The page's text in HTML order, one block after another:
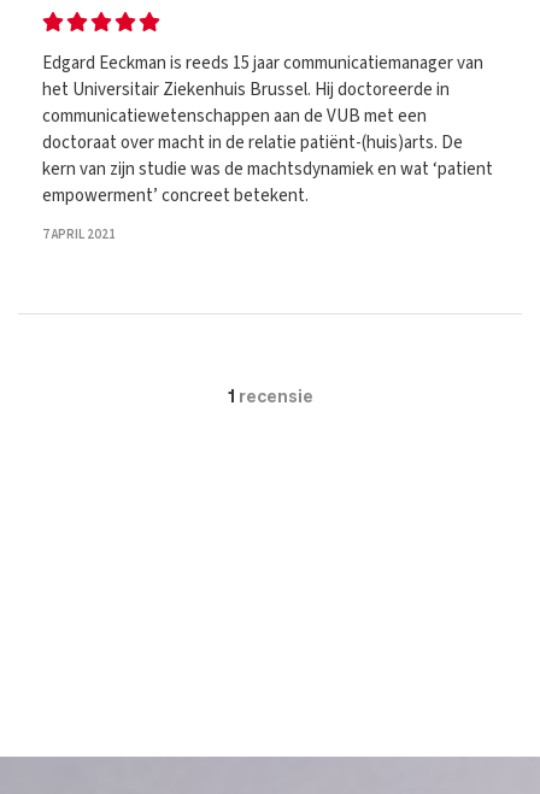
Edgard Eeckman is reeds 15 jaar communicatiemanager van
het Universitair Ziekenhuis Brussel. Hij doctoreerde in
communicatiewetenschappen aan de VUB met een
doctoraat over macht in de relatie patiënt-(huis)arts. De
kern van zijn studie was de machtsdynamiek en wat ‘patient
empowerment’ concreet betekent.
7 APRIL 2021
1 recensie